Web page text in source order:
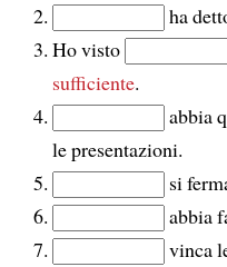
ha
Ho visto
sufficiente.
abbia
le presentazioni.
si
abbia
vinca